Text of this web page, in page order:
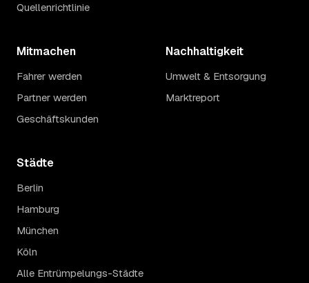
Quellenrichtlinie
Mitmachen
Fahrer werden
Partner werden
Geschäftskunden
Nachhaltigkeit
Umwelt & Entsorgung
Marktreport
Städte
Berlin
Hamburg
München
Köln
Alle Entrümpelungs-Städte